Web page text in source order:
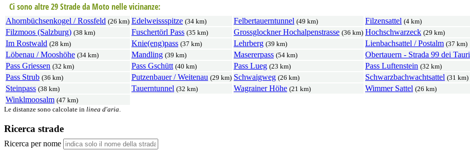
Ci sono altre 29 Strade da Moto nelle vicinanze:
Ahornbüchsenkogel / Rossfeld (26 km) Edelweissspitze (34 km) Felbertauerntunnel (49 km) Filzensattel (4 km)
Filzmoos (Salzburg) (38 km) Fuschertörl Pass (35 km) Grossglockner Hochalpenstrasse (36 km) Hochschwarzeck (29 km)
Im Rostwald (28 km) Knie(eng)pass (37 km) Lehrberg (39 km) Lienbachsattel / Postalm (37 km)
Löbenau / Mooshöhe (34 km) Mandling (39 km) Masererpass (54 km) Obertauern - Strada 99 dei Tauri
Pass Griessen (32 km) Pass Gschütt (40 km) Pass Lueg (23 km) Pass Luftenstein (32 km)
Pass Strub (36 km) Putzenbauer / Weitenau (29 km) Schwaigweg (26 km) Schwarzbachwachtsattel (31 km)
Steinpass (38 km) Tauerntunnel (32 km) Wagrainer Höhe (21 km) Wimmer Sattel (26 km)
Winklmoosalm (47 km)
Le distanze sono calcolate in linea d'aria.
Ricerca strade
Ricerca per nome